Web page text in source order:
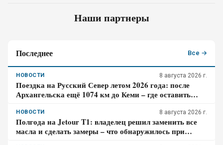
Наши партнеры
Последнее Все →
НОВОСТИ 8 августа 2026 г.
Поездка на Русский Север летом 2026 года: после
Архангельска ещё 1074 км до Кеми – где оставить
НОВОСТИ 8 августа 2026 г.
Полгода на Jetour T1: владелец решил заменить все
масла и сделать замеры – что обнаружилось при